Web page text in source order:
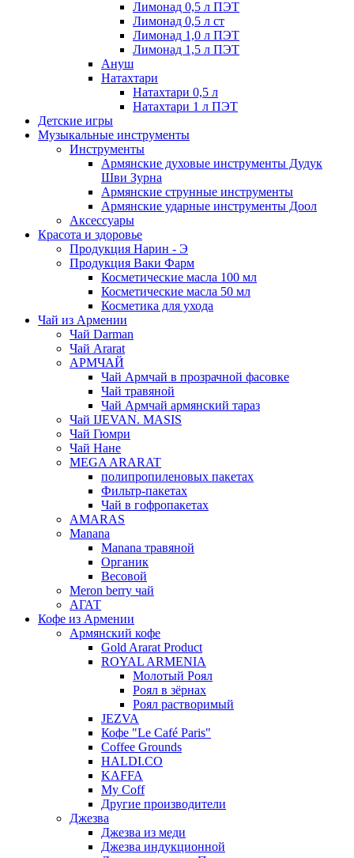
Лимонад 0,5 л ПЭТ
Лимонад 0,5 л ст
Лимонад 1,0 л ПЭТ
Лимонад 1,5 л ПЭТ
Ануш
Натахтари
Натахтари 0,5 л
Натахтари 1 л ПЭТ
Детские игры
Музыкальные инструменты
Инструменты
Армянские духовые инструменты Дудук
Шви Зурна
Армянские струнные инструменты
Армянские ударные инструменты Доол
Аксессуары
Красота и здоровье
Продукция Нарин - Э
Продукция Ваки Фарм
Косметические масла 100 мл
Косметические масла 50 мл
Косметика для ухода
Чай из Армении
Чай Darman
Чай Ararat
АРМЧАЙ
Чай Армчай в прозрачной фасовке
Чай травяной
Чай Армчай армянский тараз
Чай IJEVAN. MASIS
Чай Гюмри
Чай Нане
MEGA ARARAT
полипропиленовых пакетах
Фильтр-пакетах
Чай в гофропакетах
AMARAS
Manana
Manana травяной
Органик
Весовой
Meron berry чай
АГАТ
Кофе из Армении
Армянский кофе
Gold Ararat Product
ROYAL ARMENIA
Молотый Роял
Роял в зёрнах
Роял растворимый
JEZVA
Кофе "Le Café Paris"
Coffee Grounds
HALDI.CO
KAFFA
My Coff
Другие производители
Джезва
Джезва из меди
Джезва индукционной